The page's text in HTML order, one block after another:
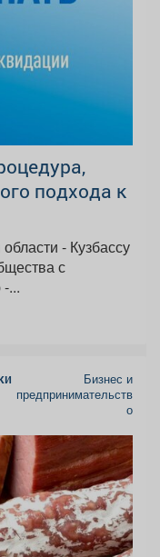
подхода к
- Кузбассу
с
...
Бизнес и
предпринимательств
о